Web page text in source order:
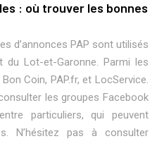
: où trouver les bonnes
d’annonces PAP sont utilisés
Lot-et-Garonne. Parmi les
Coin, PAP.fr, et LocService.
les groupes Facebook
particuliers, qui peuvent
N’hésitez pas à consulter